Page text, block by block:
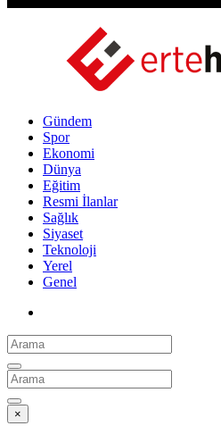
Gündem
Spor
Ekonomi
Dünya
Eğitim
Resmi İlanlar
Sağlık
Siyaset
Teknoloji
Yerel
Genel
×